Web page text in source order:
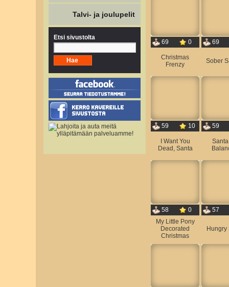
Talvi- ja joulupelit
Etsi sivustolta
69 0
Christmas
Frenzy
69
Sober
59 10
I Want You
Dead, Santa
59
58
0
My Little Pony
Decorated
Christmas
57
Hungry